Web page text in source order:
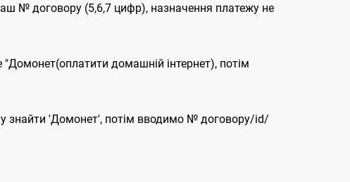
№ договору (5,6,7 цифр), назначення платежу не
домашній інтернет), потім
знайти 'Домонет', потім вводимо № договору/id/